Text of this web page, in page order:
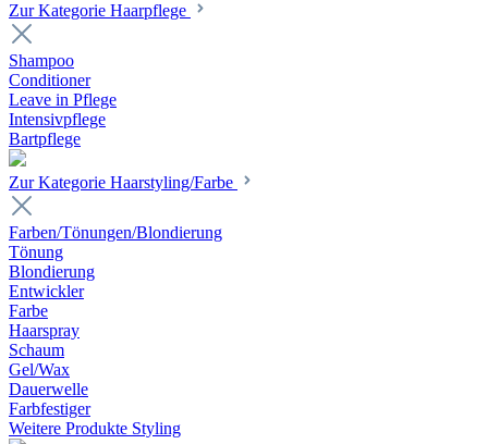
Zur Kategorie Haarpflege
Shampoo
Conditioner
Leave in Pflege
Intensivpflege
Bartpflege
Zur Kategorie Haarstyling/Farbe
Farben/Tönungen/Blondierung
Tönung
Blondierung
Entwickler
Farbe
Haarspray
Schaum
Gel/Wax
Dauerwelle
Farbfestiger
Weitere Produkte Styling